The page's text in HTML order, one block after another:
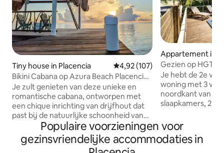
Tiny house in Placencia Gemiddelde beoordeling van
4,92 (107)
Bikini Cabana op Azura Beach Placencia
wifi en airconditioning
Je zult genieten van deze unieke en
romantische cabana, ontworpen met
een chique inrichting van drijfhout dat
past bij de natuurlijke schoonheid van
Azura Beach. Natuurlijk vervaagd
hardhout werd in de hele cabana
gebruikt om een kalmerende,
Appartement in
Gezien op
Large 2 BR w/pool
Je hebt de 2e
woning met 3
noordkant van
slaapkamers, 2
gevulde keuken.
buitenruimte. Zwembad en zonneterras
op slechts enkele
Populaire voorzieningen voor
gezinsvriendelijke accommodaties in